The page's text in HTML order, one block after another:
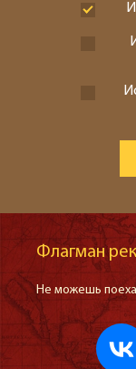
Флагман
Не можешь